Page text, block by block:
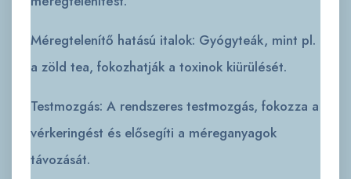
Méregtelenítő hatású italok: Gyógyteák, mint pl.
a zöld tea, fokozhatják a toxinok kiürülését.
Testmozgás: A rendszeres testmozgás, fokozza a
vérkeringést és elősegíti a méreganyagok
távozását.